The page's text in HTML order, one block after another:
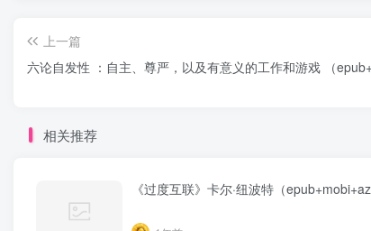
上一篇
六论自发性 ：自主、尊严，以及有意义的工作和游戏 （
相关推荐
《过度互联》卡尔·纽波特（